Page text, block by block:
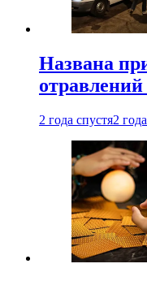
Названа
2 года спустя2